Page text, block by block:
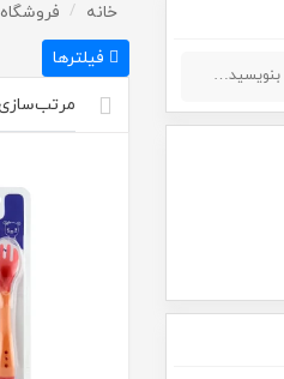
خانه فروشگاه
فیلترها